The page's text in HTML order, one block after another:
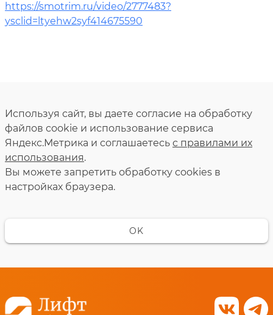
https://smotrim.ru/video/2777483?
ysclid=ltyehw2syf414675590
Используя сайт, вы даете согласие на обработку
файлов cookie и использование сервиса
Яндекс.Метрика и соглашаетесь с правилами их
использования.
Вы можете запретить обработку сookies в
настройках браузера.
OK